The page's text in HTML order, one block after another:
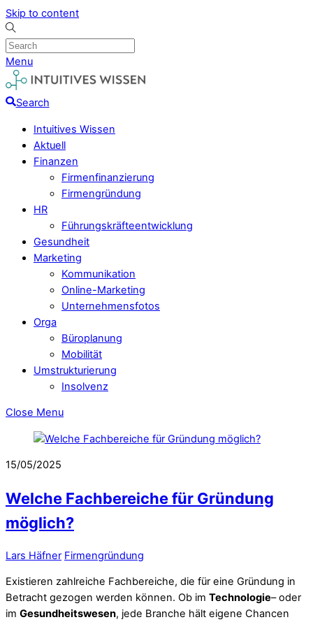
Skip to content
Menu
Search
Intuitives Wissen
Aktuell
Finanzen
Firmenfinanzierung
Firmengründung
HR
Führungskräfteentwicklung
Gesundheit
Marketing
Kommunikation
Online-Marketing
Unternehmensfotos
Orga
Büroplanung
Mobilität
Umstrukturierung
Insolvenz
Close Menu
15/05/2025
Welche Fachbereiche für Gründung
möglich?
Lars Häfner Firmengründung
Existieren zahlreiche Fachbereiche, die für eine Gründung in
Betracht gezogen werden können. Ob im Technologie– oder
im Gesundheitswesen, jede Branche hält eigene Chancen